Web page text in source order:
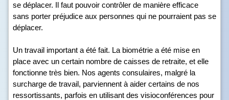
se déplacer. Il faut pouvoir contrôler de manière efficace
sans porter préjudice aux personnes qui ne pourraient pas se
déplacer.
Un travail important a été fait. La biométrie a été mise en
place avec un certain nombre de caisses de retraite, et elle
fonctionne très bien. Nos agents consulaires, malgré la
surcharge de travail, parviennent à aider certains de nos
ressortissants, parfois en utilisant des visioconférences pour